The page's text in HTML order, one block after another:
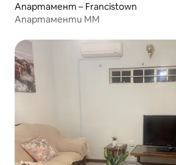
Апартамент – Francistown
Апартаменти MM